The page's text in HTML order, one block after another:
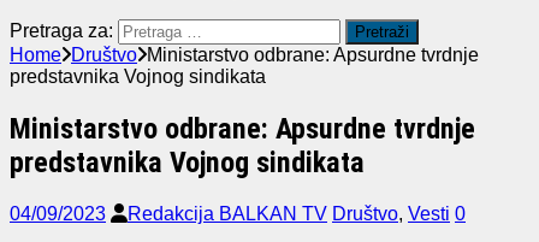
Pretraga za:
Home Društvo Ministarstvo odbrane: Apsurdne tvrdnje
predstavnika Vojnog sindikata
Ministarstvo odbrane: Apsurdne tvrdnje
predstavnika Vojnog sindikata
04/09/2023 Redakcija BALKAN TV Društvo, Vesti 0